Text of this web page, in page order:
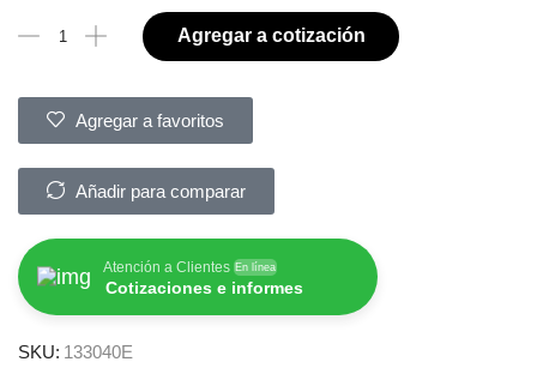
Agregar a cotización
Agregar a favoritos
Añadir para comparar
Atención a Clientes En línea
Cotizaciones e informes
SKU: 133040E